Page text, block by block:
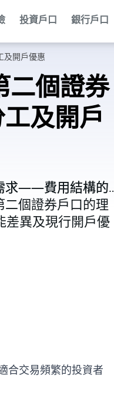
投資戶口 銀行戶口
及開戶優惠
二個證券
及開戶
求——費用結構的
個證券戶口的理
差異及現行開戶優
求——費用結構的
個證券戶口的理
差異及現行開戶優
合交易頻繁的投資者